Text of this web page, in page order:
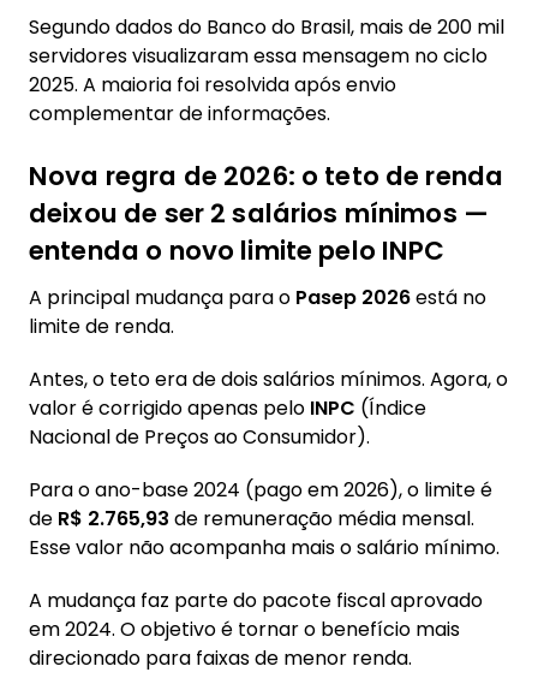
Segundo dados do Banco do Brasil, mais de 200 mil
servidores visualizaram essa mensagem no ciclo
2025. A maioria foi resolvida após envio
complementar de informações.
Nova regra de 2026: o teto de renda
deixou de ser 2 salários mínimos —
entenda o novo limite pelo INPC
A principal mudança para o Pasep 2026está no
limite de renda.
Antes, o teto era de dois salários mínimos. Agora, o
valor é corrigido apenas pelo INPC (Índice
Nacional de Preços ao Consumidor).
Para o ano-base 2024 (pago em 2026), o limite é
de R$ 2.765,93 de remuneração média mensal.
Esse valor não acompanha mais o salário mínimo.
A mudança faz parte do pacote fiscal aprovado
em 2024. O objetivo é tornar o benefício mais
direcionado para faixas de menor renda.